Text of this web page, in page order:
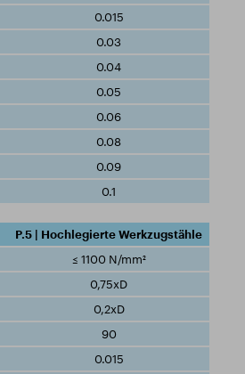
0.015
0.03
0.04
0.05
0.06
0.08
0.09
0.1
P.5 | Hochlegierte Werkzugstähle
≤ 1100 N/mm²
0,75xD
0,2xD
90
0.015